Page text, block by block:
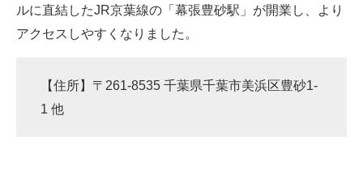
ルに直結したJR京葉線の「幕張豊砂駅」が開業し、より
アクセスしやすくなりました。
【住所】〒261-8535 千葉県千葉市美浜区豊砂1-
1 他